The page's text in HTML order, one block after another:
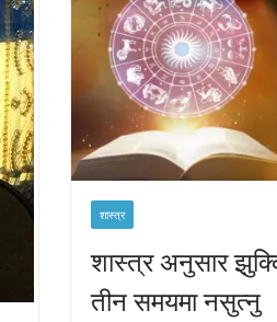
शास्त्र
शास्त्र अनुसार
तीन समयमा नसुत्नु